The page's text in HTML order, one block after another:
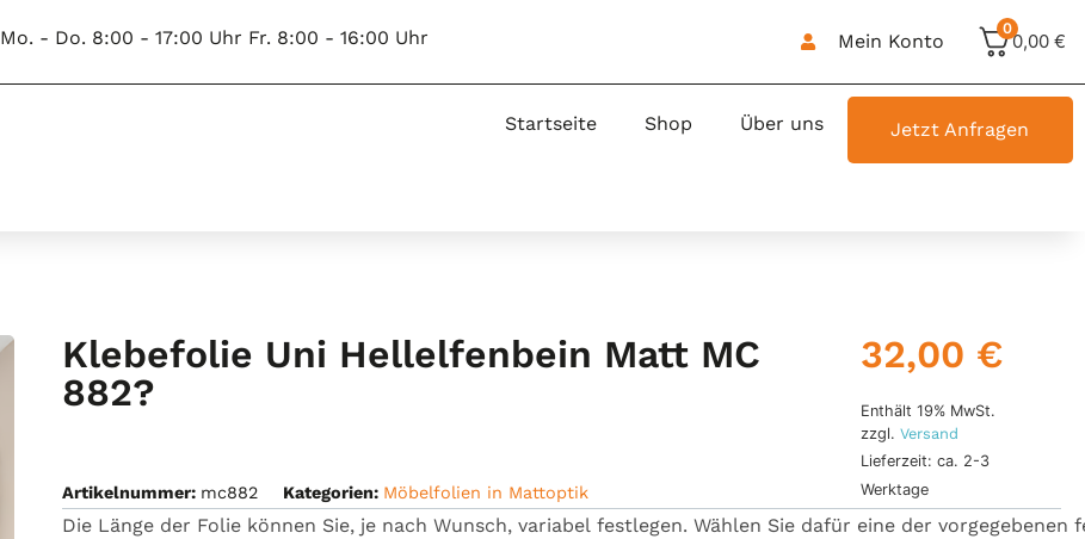
Mo. - Do. 8:00 - 17:00 Uhr Fr. 8:00 - 16:00 Uhr Mein Konto
0
0,00€
Startseite Shop Über uns Jetzt Anfragen
Klebefolie Uni Hellelfenbein Matt MC
882?
32,00 €
Enthält 19% MwSt.
zzgl. Versand
Lieferzeit: ca. 2-3
Werktage
Artikelnummer: mc882 Kategorien: Möbelfolien in Mattoptik
Die Länge der Folie können Sie, je nach Wunsch, variabel festlegen. Wählen Sie dafür eine der vorgegebenen